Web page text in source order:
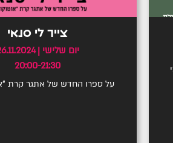
צייר לי סנאי
יום שלישי|
26.11.2024
20:00-21:30
על ספרו החדש של אתגר קרת